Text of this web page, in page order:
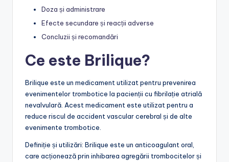
Doza și administrare
Efecte secundare și reacții adverse
Concluzii și recomandări
Ce este Brilique?
Brilique este un medicament utilizat pentru prevenirea
evenimentelor trombotice la pacienții cu fibrilație atrială
nevalvulară. Acest medicament este utilizat pentru a
reduce riscul de accident vascular cerebral și de alte
evenimente trombotice.
Definiție și utilizări: Brilique este un anticoagulant oral,
care acționează prin inhibarea agregării trombocitelor și